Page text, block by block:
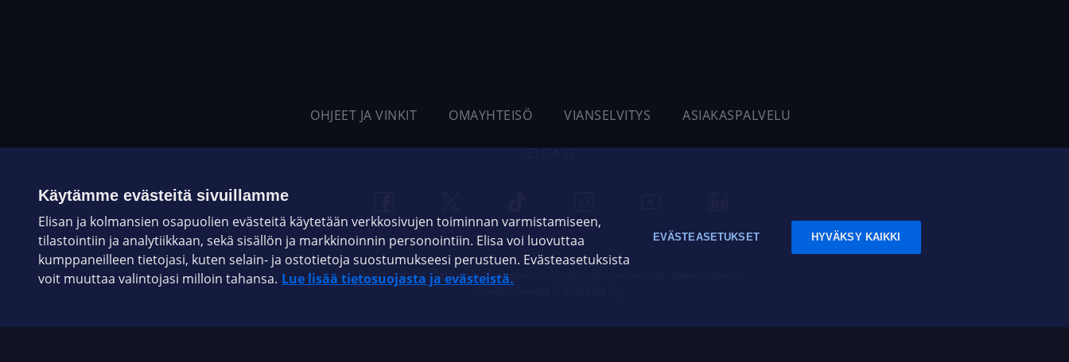
OHJEET JA VINKIT OMAYHTEISÖ VIANSELVITYS ASIAKASPALVELU
Sopimusehdot Tietosuoja Evästeasetukset
Käytämme evästeitä sivuillamme
Elisan ja kolmansien osapuolien evästeitä käytetään verkkosivujen toiminnan varmistamiseen,
tilastointiin ja analytiikkaan, sekä sisällön ja markkinoinnin personointiin. Elisa voi luovuttaa
kumppaneilleen tietojasi, kuten selain- ja ostotietoja suostumukseesi perustuen. Evästeasetuksista
voit muuttaa valintojasi milloin tahansa. Lue lisää tietosuojasta ja evästeistä.
EVÄSTEASETUKSET HYVÄKSY KAIKKI